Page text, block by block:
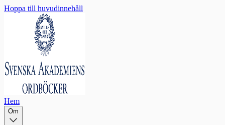
Hoppa till huvudinnehåll
Hem
Om